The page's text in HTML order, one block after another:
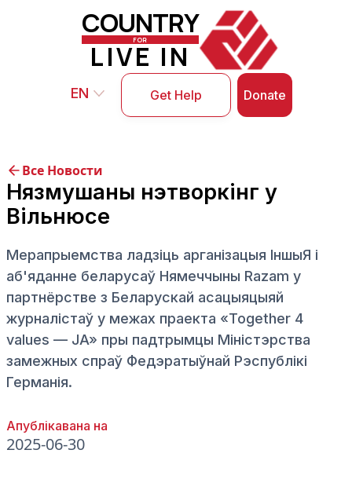
COUNTRY
FOR
LIVE IN
EN Get Help Donate
Все Новости
Нязмушаны нэтворкінг у
Вільнюсе
Мерапрыемства ладзіць арганізацыя ІншыЯ і
аб'яданне беларусаў Нямеччыны Razam у
партнёрстве з Беларускай асацыяцыяй
журналістаў у межах праекта «Together 4
values — JA» пры падтрымцы Міністэрства
замежных спраў Федэратыўнай Рэспублікі
Германія.
Апублікавана на
2025-06-30